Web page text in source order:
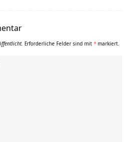
Erforderliche Felder sind mit * markiert.